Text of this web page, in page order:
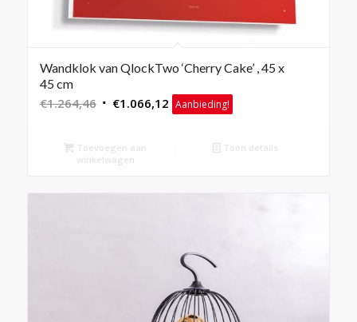
Wandklok van QlockTwo ‘Cherry Cake’ , 45 x
45 cm
€1.264,46 Oorspronkelijke
€1.264,46.
€1.066,12Huidige
prijs
€1.066,12.
Aanbieding!
Toevoegen aan
winkelwagen
Toon details